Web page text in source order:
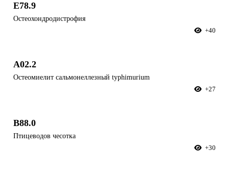
E78.9
Остеохондродистрофия
+40
A02.2
Остеомиелит сальмонеллезный typhimurium
+27
B88.0
Птицеводов чесотка
+30